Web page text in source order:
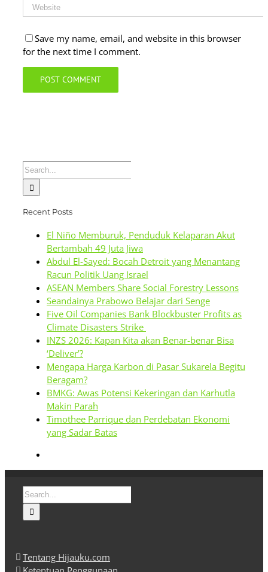
Save my name, email, and website in this browser
for the next time I comment.
Search
for:
Recent Posts
El Niño Memburuk, Penduduk Kelaparan Akut
Bertambah 49 Juta Jiwa
Abdul El-Sayed: Bocah Detroit yang Menantang
Racun Politik Uang Israel
ASEAN Members Share Social Forestry Lessons
Seandainya Prabowo Belajar dari Senge
Five Oil Companies Bank Blockbuster Profits as
Climate Disasters Strike
INZS 2026: Kapan Kita akan Benar-benar Bisa
‘Deliver’?
Mengapa Harga Karbon di Pasar Sukarela Begitu
Beragam?
BMKG: Awas Potensi Kekeringan dan Karhutla
Makin Parah
Timothee Parrique dan Perdebatan Ekonomi
yang Sadar Batas
Search
for:
Tentang Hijauku.com